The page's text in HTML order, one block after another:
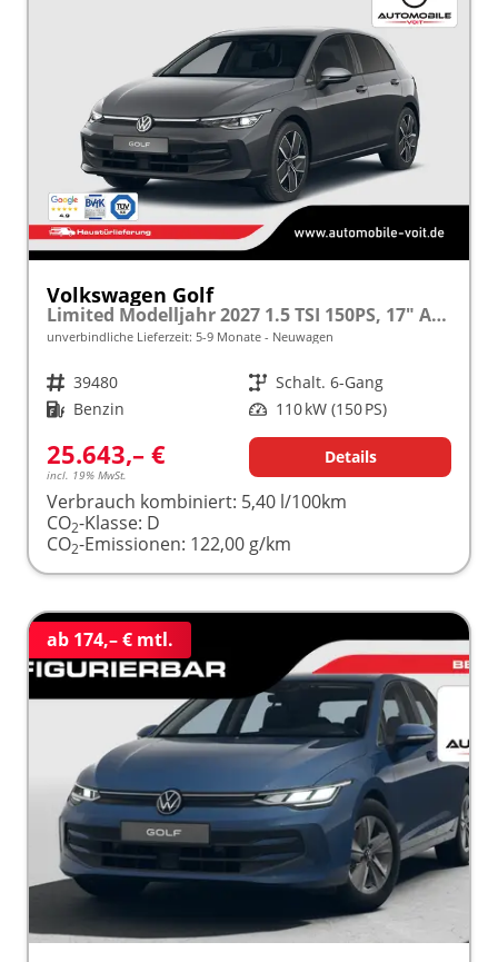
Volkswagen Golf
Limited Modelljahr 2027 1.5 TSI 150PS, 17" Alu , Adaptiver Tempomat, Sicht-Paket, Digital Cockpit, App-Connect, Parksensoren vo/hi, Rückfahrkamera, Climatronic
unverbindliche Lieferzeit: 5-9 Monate Neuwagen
Fahrzeugnr. 39480 Getriebe Schalt. 6-Gang
Kraftstoff Benzin Leistung 110 kW (150 PS)
25.643,– €
incl. 19% MwSt.
Details
Verbrauch kombiniert: 5,40 l/100km
CO2-Klasse: D
CO2-Emissionen: 122,00 g/km
ab 174,– € mtl.